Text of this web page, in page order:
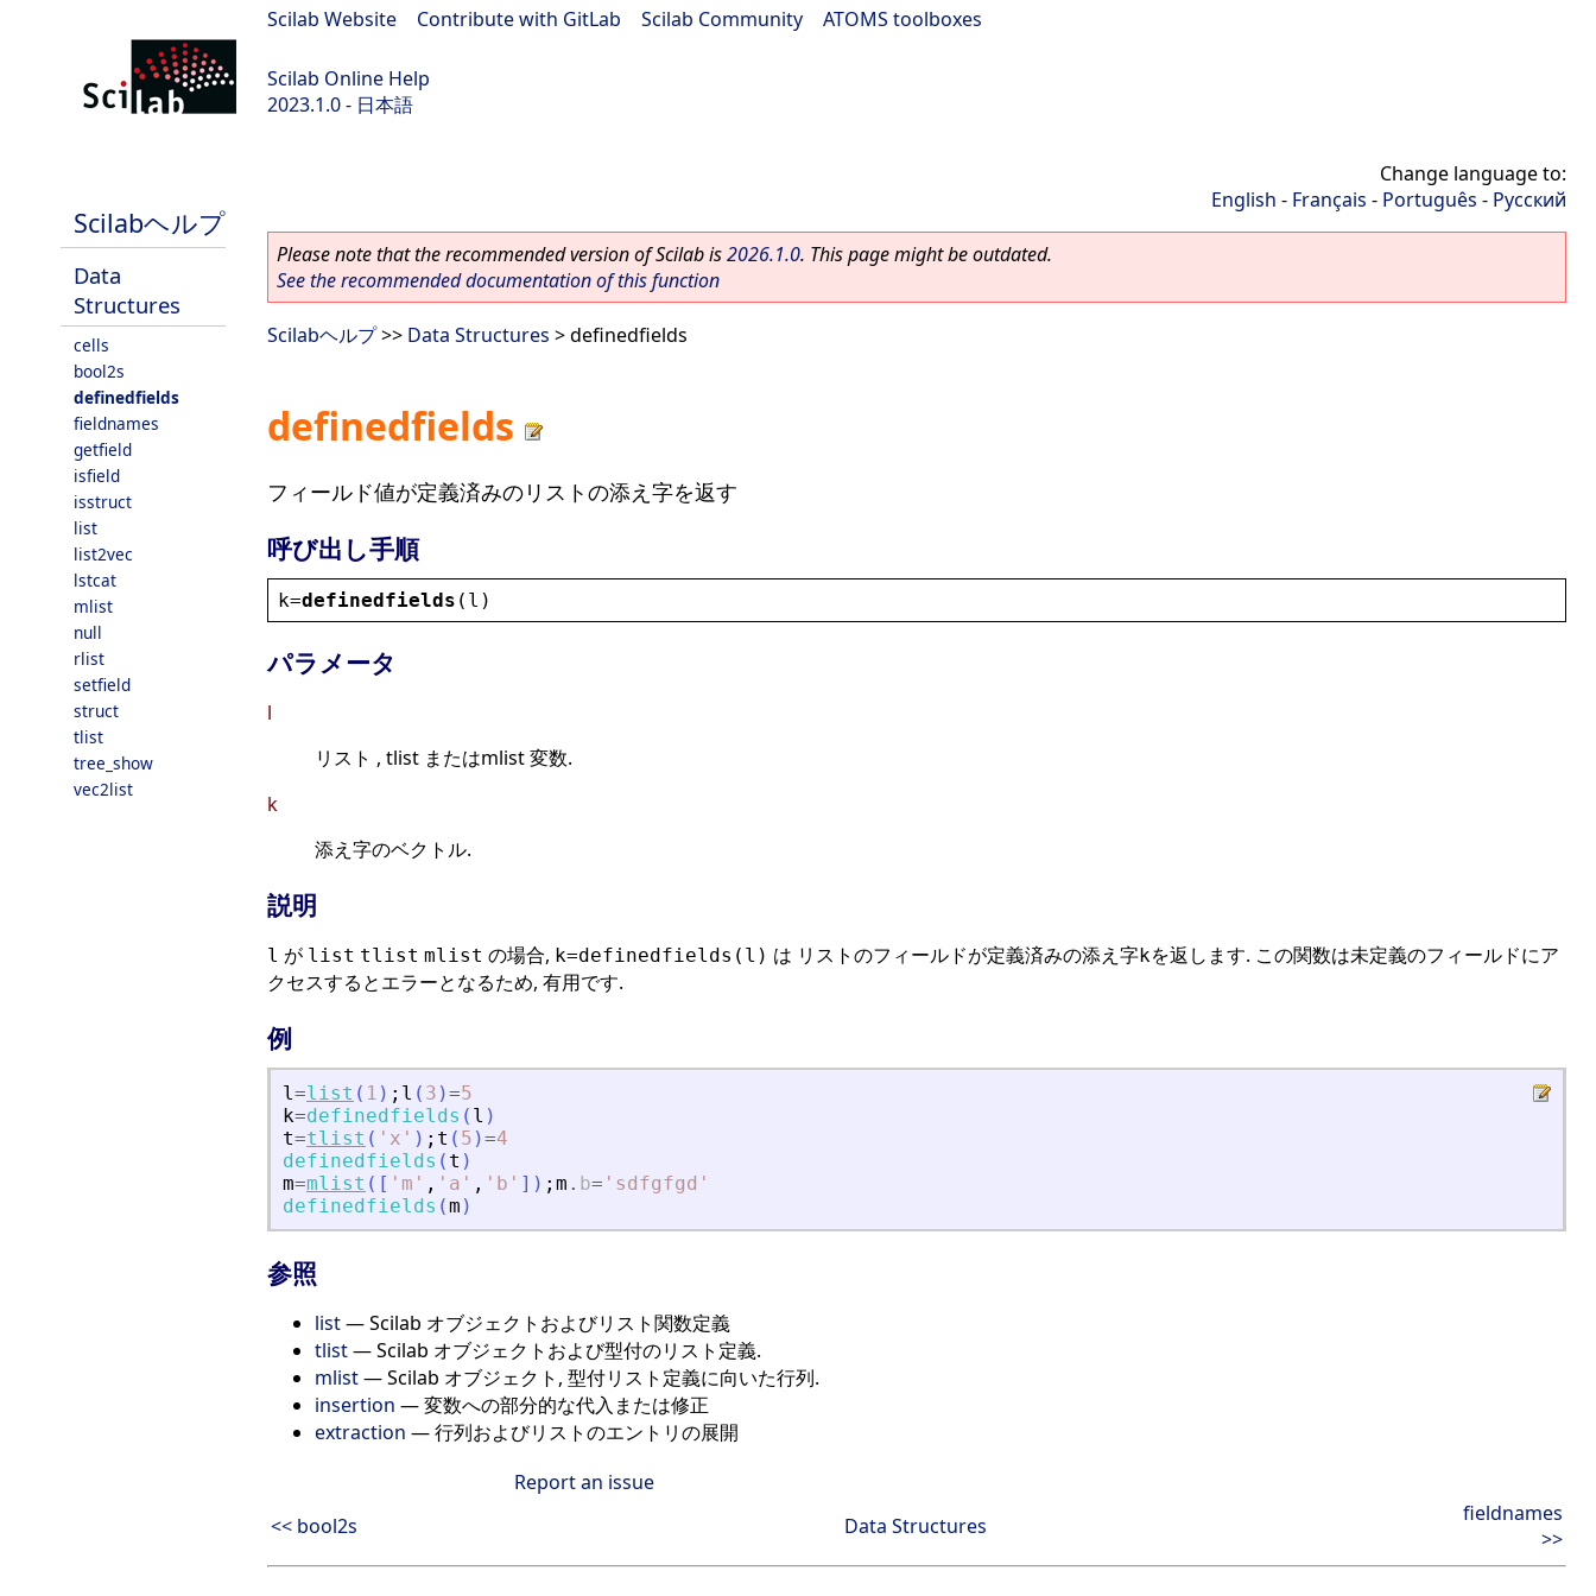
Scilab Website Contribute with GitLab Scilab Community ATOMS toolboxes
Scilab Online Help
2023.1.0 - 日本語
Scilabヘルプ
Data
Structures
cells
bool2s
definedfields
fieldnames
getfield
isfield
isstruct
list
list2vec
lstcat
mlist
null
rlist
setfield
struct
tlist
tree_show
vec2list
Change language to:
English - Français - Português - Русский
Please note that the recommended version of Scilab is2026.1.0. This page might be outdated.
See the recommended documentation of this function
Scilabヘルプ>> Data Structures > definedfields
definedfields
フィールド値が定義済みのリストの添え字を返す
呼び出し手順
k=definedfields ( l )
パラメータ
l
リスト , tlist またはmlist 変数.
k
添え字のベクトル.
説明
l が list tlist mlist の場合, k=definedfields(l) は リストのフィールドが定義済みの添え字kを返します. この関数は未定義のフィールドにア
クセスするとエラーとなるため, 有用です.
例
l=list ( 1 ) ; l ( 3 )=5
k=definedfields ( l )
t=tlist ( ' x ' ) ; t ( 5 )=4
definedfields ( t )
m=mlist ( [ ' m ' , ' a ' , ' b ' ] ) ; m . b= ' sdfgfgd '
definedfields (m )
参照
list— Scilab オブジェクトおよびリスト関数定義
tlist— Scilab オブジェクトおよび型付のリスト定義.
mlist— Scilab オブジェクト, 型付リスト定義に向いた行列.
insertion — 変数への部分的な代入または修正
extraction — 行列およびリストのエントリの展開
Report an issue
<< bool2s
Data Structures
fieldnames
>>